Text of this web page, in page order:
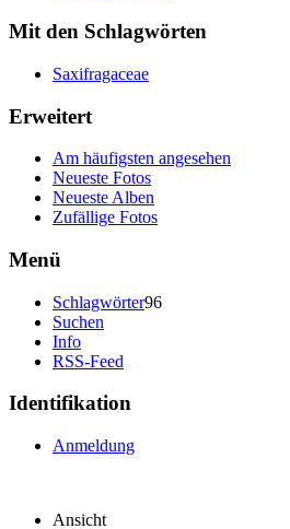
Mit den Schlagwörten
Saxifragaceae
Erweitert
Am häufigsten angesehen
Neueste Fotos
Neueste Alben
Zufällige Fotos
Menü
Schlagwörter96
Suchen
Info
RSS-Feed
Identifikation
Anmeldung
Ansicht